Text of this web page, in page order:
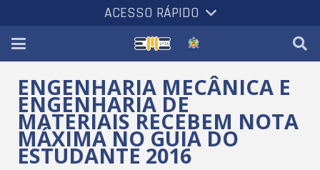
ACESSO RÁPIDO
ENGENHARIA MECÂNICA E
ENGENHARIA DE
MATERIAIS RECEBEM NOTA
MÁXIMA NO GUIA DO
ESTUDANTE 2016